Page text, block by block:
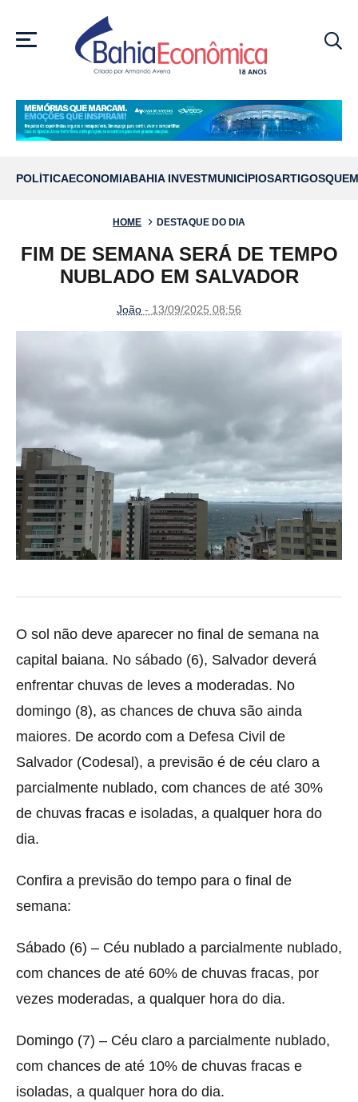
MENU
POLÍTICAECONOMIABAHIA INVESTMUNICÍPIOSARTIGOS
HOME DESTAQUE DO DIA
FIM DE SEMANA SERÁ DE TEMPO
NUBLADO EM SALVADOR
João - 13/09/2025 08:56
O sol não deve aparecer no final de semana na
capital baiana. No sábado (6), Salvador deverá
enfrentar chuvas de leves a moderadas. No
domingo (8), as chances de chuva são ainda
maiores. De acordo com a Defesa Civil de
Salvador (Codesal), a previsão é de céu claro a
parcialmente nublado, com chances de até 30%
de chuvas fracas e isoladas, a qualquer hora do
dia.
Confira a previsão do tempo para o final de
semana:
Sábado (6) – Céu nublado a parcialmente nublado,
com chances de até 60% de chuvas fracas, por
vezes moderadas, a qualquer hora do dia.
Domingo (7) – Céu claro a parcialmente nublado,
com chances de até 10% de chuvas fracas e
isoladas, a qualquer hora do dia.